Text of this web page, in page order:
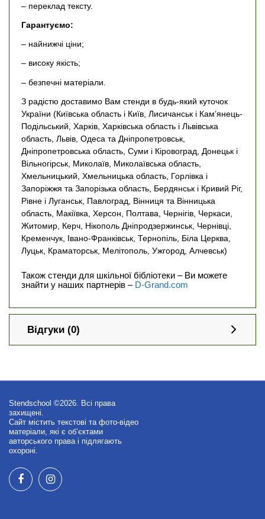
– переклад тексту.
Гарантуємо:
– найнижчі ціни;
– високу якість;
– безпечні матеріали.
З радістю доставимо Вам стенди в будь-який куточок
України (Київська область і Київ, Лисичанськ і Кам’янець-
Подільський, Харків, Харківська область і Львівська
область, Львів, Одеса та Дніпропетровськ,
Дніпропетровська область, Суми і Кіровоград, Донецьк і
Вільногірськ, Миколаїв, Миколаївська область,
Хмельницький, Хмельницька область, Горлівка і
Запоріжжя та Запорізька область, Бердянськ і Кривий Ріг,
Рівне і Луганськ, Павлоград, Вінниця та Вінницька
область, Макіївка, Херсон, Полтава, Чернігів, Черкаси,
Житомир, Керч, Нікополь Дніпродзержинськ, Чернівці,
Кременчук, Івано-Франківськ, Тернопіль, Біла Церква,
Луцьк, Краматорськ, Мелітополь, Ужгород, Алчевськ)
Також стенди для шкільної бібліотеки – Ви можете
знайти у наших партнерів – D-Grand.com
Відгуки (0)
Stendschool ©2026. Всі права
захищені.
Сайт містить текстові та фото-відео
матеріали, які є об’єктами
авторського права і підлягають
охороні.